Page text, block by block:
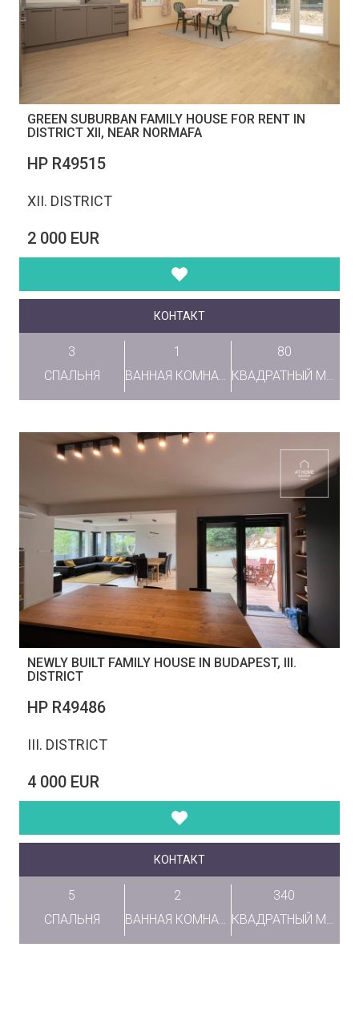
GREEN SUBURBAN FAMILY HOUSE FOR RENT IN
DISTRICT XII, NEAR NORMAFA
НР R49515
XII. DISTRICT
2 000 EUR
КОНТАКТ
3
СПАЛЬНЯ
1
80
NEWLY BUILT FAMILY HOUSE IN BUDAPEST, III.
DISTRICT
НР R49486
III. DISTRICT
4 000 EUR
КОНТАКТ
5
СПАЛЬНЯ
2
ВАННАЯ КОМНАТА
340
КВАДРАТНЫЙ МЕТР